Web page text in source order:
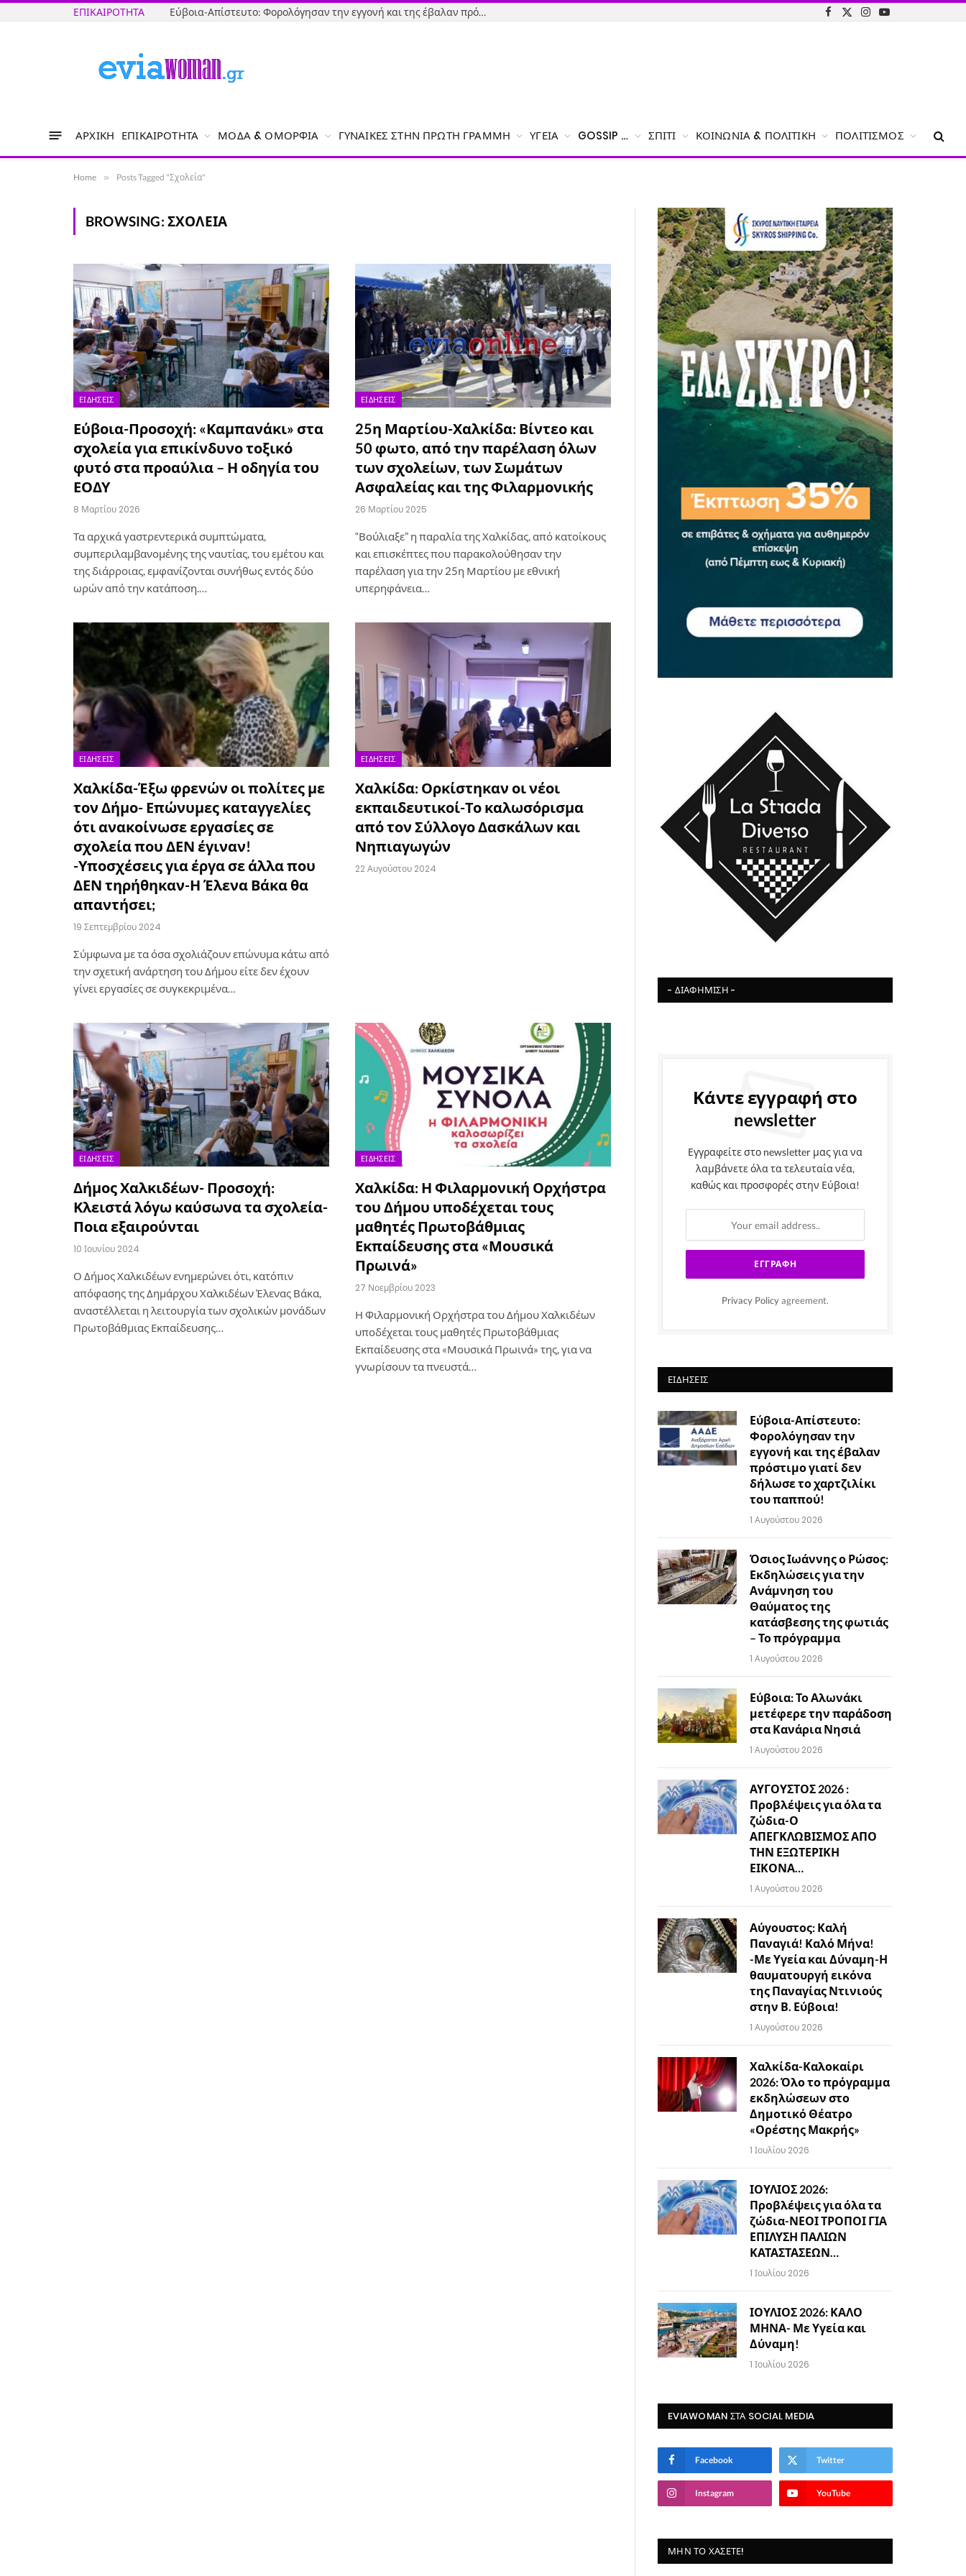
ΕΠΙΚΑΙΡΌΤΗΤΑ Εύβοια-Απίστευτο: Φορολόγησαν την εγγονή και της έβαλαν πρόστιμο γιατί δεν δήλωσε το χαρτζιλίκι του παππού!
Facebook
X
Instagram
YouTube
ΑΡΧΙΚΉ ΕΠΙΚΑΙΡΌΤΗΤΑ ΜΌΔΑ & ΟΜΟΡΦΙΆ ΓΥΝΑΊΚΕΣ ΣΤΗΝ ΠΡΏΤΗ ΓΡΑΜΜΉ ΥΓΕΊΑ GOSSIP … ΣΠΊΤΙ ΚΟΙΝΩΝΊΑ & ΠΟΛΙΤΙΚΉ ΠΟΛΙΤΙΣΜΌΣ
Home » Posts Tagged "Σχολεία"
BROWSING: ΣΧΟΛΕΊΑ
ΕΙΔΉΣΕΙΣ
Εύβοια-Προσοχή: «Καμπανάκι» στα
σχολεία για επικίνδυνο τοξικό
φυτό στα προαύλια – Η οδηγία του
ΕΟΔΥ
8 Μαρτίου 2026
Τα αρχικά γαστρεντερικά συμπτώματα,
συμπεριλαμβανομένης της ναυτίας, του εμέτου και
της διάρροιας, εμφανίζονται συνήθως εντός δύο
ωρών από την κατάποση.…
ΕΙΔΉΣΕΙΣ
25η Μαρτίου-Χαλκίδα: Βίντεο και
50 φωτο, από την παρέλαση όλων
των σχολείων, των Σωμάτων
Ασφαλείας και της Φιλαρμονικής
26 Μαρτίου 2025
“Βούλιαξε” η παραλία της Χαλκίδας, από κατοίκους
και επισκέπτες που παρακολούθησαν την
παρέλαση για την 25η Μαρτίου με εθνική
υπερηφάνεια…
ΕΙΔΉΣΕΙΣ
Χαλκίδα-Έξω φρενών οι πολίτες με
τον Δήμο- Επώνυμες καταγγελίες
ότι ανακοίνωσε εργασίες σε
σχολεία που ΔΕΝ έγιναν!
-Υποσχέσεις για έργα σε άλλα που
ΔΕΝ τηρήθηκαν-Η Έλενα Βάκα θα
απαντήσει;
19 Σεπτεμβρίου 2024
Σύμφωνα με τα όσα σχολιάζουν επώνυμα κάτω από
την σχετική ανάρτηση του Δήμου είτε δεν έχουν
γίνει εργασίες σε συγκεκριμένα…
ΕΙΔΉΣΕΙΣ
Χαλκίδα: Ορκίστηκαν οι νέοι
εκπαιδευτικοί-Το καλωσόρισμα
από τον Σύλλογο Δασκάλων και
Νηπιαγωγών
22 Αυγούστου 2024
ΕΙΔΉΣΕΙΣ
Δήμος Χαλκιδέων- Προσοχή:
Κλειστά λόγω καύσωνα τα σχολεία-
Ποια εξαιρούνται
10 Ιουνίου 2024
Ο Δήμος Χαλκιδέων ενημερώνει ότι, κατόπιν
απόφασης της Δημάρχου Χαλκιδέων Έλενας Βάκα,
αναστέλλεται η λειτουργία των σχολικών μονάδων
Πρωτοβάθμιας Εκπαίδευσης…
ΕΙΔΉΣΕΙΣ
Χαλκίδα: Η Φιλαρμονική Ορχήστρα
του Δήμου υποδέχεται τους
μαθητές Πρωτοβάθμιας
Εκπαίδευσης στα «Μουσικά
Πρωινά»
27 Νοεμβρίου 2023
Η Φιλαρμονική Ορχήστρα του Δήμου Χαλκιδέων
υποδέχεται τους μαθητές Πρωτοβάθμιας
Εκπαίδευσης στα «Μουσικά Πρωινά» της, για να
γνωρίσουν τα πνευστά…
- ΔΙΑΦΉΜΙΣΗ -
Κάντε εγγραφή στο
newsletter
Εγγραφείτε στο newsletter μας για να
λαμβάνετε όλα τα τελευταία νέα,
καθώς και προσφορές στην Εύβοια!
Privacy Policy agreement.
ΕΙΔΉΣΕΙΣ
Εύβοια-Απίστευτο:
Φορολόγησαν την
εγγονή και της έβαλαν
πρόστιμο γιατί δεν
δήλωσε το χαρτζιλίκι
του παππού!
1 Αυγούστου 2026
Όσιος Ιωάννης ο Ρώσος:
Εκδηλώσεις για την
Ανάμνηση του
Θαύματος της
κατάσβεσης της φωτιάς
– Το πρόγραμμα
1 Αυγούστου 2026
Εύβοια: Το Αλωνάκι
μετέφερε την παράδοση
στα Κανάρια Νησιά
1 Αυγούστου 2026
ΑΥΓΟΥΣΤΟΣ 2026 :
Προβλέψεις για όλα τα
ζώδια-Ο
ΑΠΕΓΚΛΩΒΙΣΜΟΣ ΑΠΟ
ΤΗΝ ΕΞΩΤΕΡΙΚΗ
ΕΙΚΟΝΑ…
1 Αυγούστου 2026
Αύγουστος: Καλή
Παναγιά! Καλό Μήνα!
-Με Υγεία και Δύναμη-Η
θαυματουργή εικόνα
της Παναγίας Ντινιούς
στην Β. Εύβοια!
1 Αυγούστου 2026
Χαλκίδα-Καλοκαίρι
2026: Όλο το πρόγραμμα
εκδηλώσεων στο
Δημοτικό Θέατρο
«Ορέστης Μακρής»
1 Ιουλίου 2026
ΙΟΥΛΙΟΣ 2026:
Προβλέψεις για όλα τα
ζώδια-ΝΕΟΙ ΤΡΟΠΟΙ ΓΙΑ
ΕΠΙΛΥΣΗ ΠΑΛΙΩΝ
ΚΑΤΑΣΤΑΣΕΩΝ…
1 Ιουλίου 2026
ΙΟΥΛΙΟΣ 2026: ΚΑΛΟ
ΜΗΝΑ- Με Υγεία και
Δύναμη!
1 Ιουλίου 2026
EVIAWOMAN ΣΤΑ SOCIAL MEDIA
Facebook Twitter
Instagram YouTube
ΜΗΝ ΤΟ ΧΆΣΕΤΕ!